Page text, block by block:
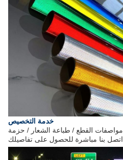
خدمة التخصيص
اتصل بنا مباشرة للحصول على تفاصيلك